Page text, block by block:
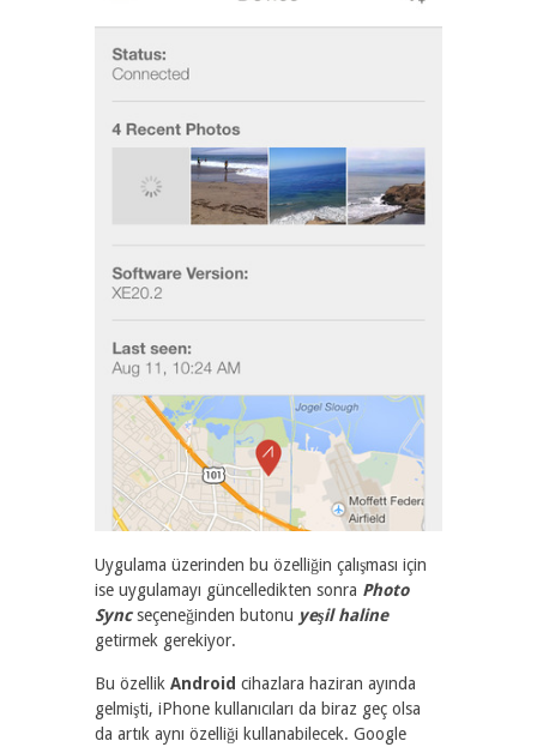
Uygulama üzerinden bu özelliğin çalışması için
ise uygulamayı güncelledikten sonra Photo
Sync seçeneğinden butonu yeşil haline
getirmek gerekiyor.
Bu özellik Android cihazlara haziran ayında
gelmişti, iPhone kullanıcıları da biraz geç olsa
da artık aynı özelliği kullanabilecek. Google